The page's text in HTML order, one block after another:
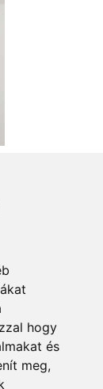
hogy
és
meg,